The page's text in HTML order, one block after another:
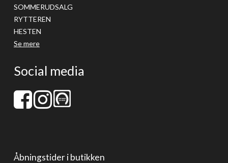
SOMMERUDSALG
RYTTEREN
HESTEN
Se mere
Social media
Åbningstider i butikken